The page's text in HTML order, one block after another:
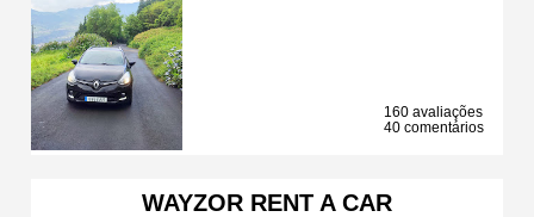
160 avaliações
40 comentários
WAYZOR RENT A CAR